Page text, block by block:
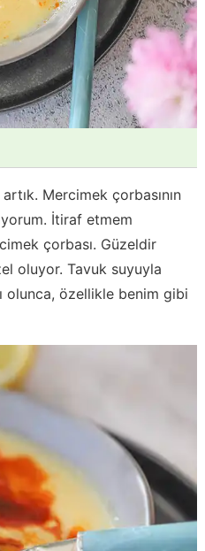
Mercimek çorbasının
İtiraf etmem
çorbası. Güzeldir
oluyor. Tavuk suyuyla
olunca, özellikle benim gibi